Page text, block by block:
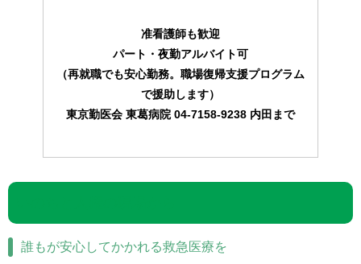
准看護師も歓迎
パート・夜勤アルバイト可
（再就職でも安心勤務。職場復帰支援プログラム
で援助します）
東京勤医会 東葛病院 04-7158-9238 内田まで
誰もが安心してかかれる救急医療を